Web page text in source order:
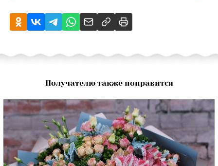
Получателю также понравится